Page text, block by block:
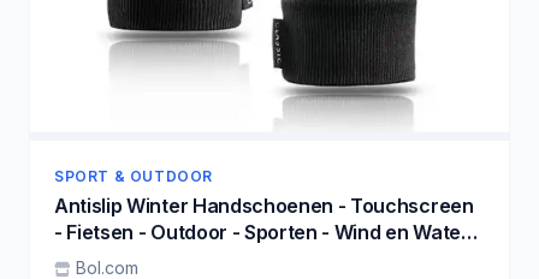
SPORT & OUTDOOR
Antislip Winter Handschoenen - Touchscreen
- Fietsen - Outdoor - Sporten - Wind en Water -
One size - Zwart
Bol.com